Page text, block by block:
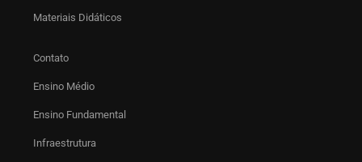
Materiais Didáticos
Contato
Ensino Médio
Ensino Fundamental
Infraestrutura